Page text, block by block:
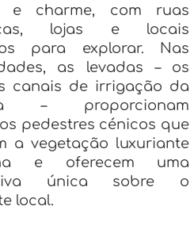
e charme, com ruas
lojas e locais
para explorar. Nas
as levadas – os
canais de irrigação da
– proporcionam
pedestres cénicos que
a vegetação luxuriante
e oferecem uma
única sobre o
local.